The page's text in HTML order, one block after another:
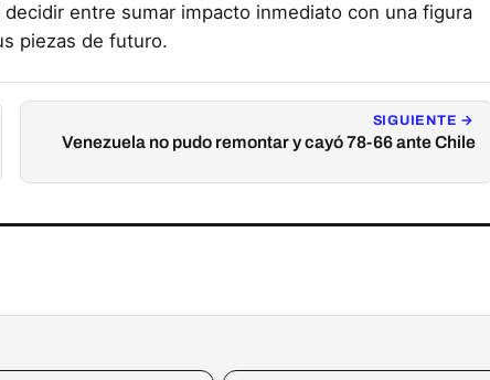
entre sumar impacto inmediato con una figura
piezas de futuro.
SIGUIENTE →
Venezuela no pudo remontar y cayó 78-66 ante Chile